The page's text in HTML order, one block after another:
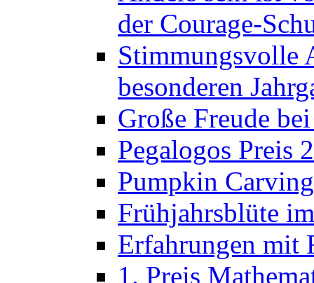
der Courage-
Stimmungsvolle
besonderen
Große Freude
Pegalogos Preis
Pumpkin
Frühjahrsblüte
Erfahrungen mit
1. Preis